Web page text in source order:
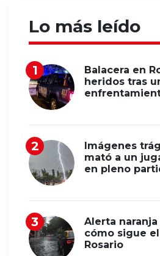
Lo más leído
Balacera en
heridos tras
Imágenes
mató a un
en pleno
Alerta
cómo sigue
Rosario